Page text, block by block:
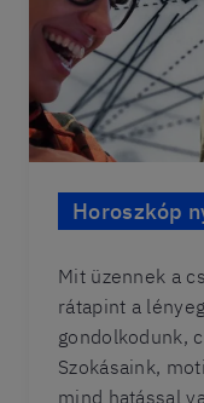
Horoszkóp
Mit üzennek a
rátapint a
gondolkodunk,
Szokásaink,
mind hatással